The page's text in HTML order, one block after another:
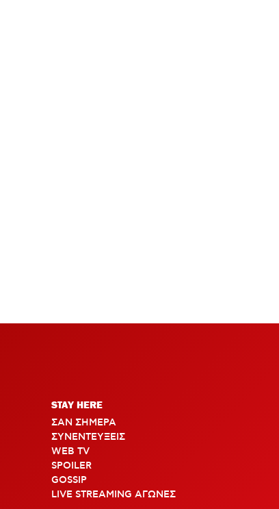
STAY HERE
ΣΑΝ ΣΗΜΕΡΑ
ΣΥΝΕΝΤΕΥΞΕΙΣ
WEB TV
SPOILER
GOSSIP
LIVE STREAMING ΑΓΩΝΕΣ